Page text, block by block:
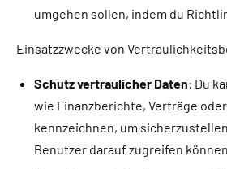
umgehen sollen, indem du
Einsatzzwecke von
Schutz vertraulicher Daten: Du
wie Finanzberichte, Verträge
kennzeichnen, um
Benutzer darauf zugreifen können.